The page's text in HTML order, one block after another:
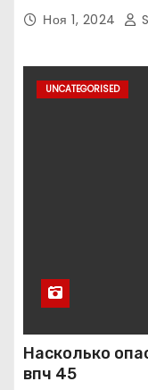
Ноя 1, 2024
UNCATEGORISED
Насколько
впч 45